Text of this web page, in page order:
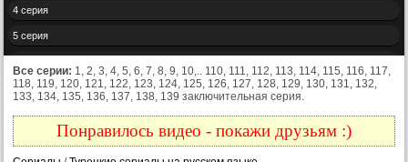
4 серия
5 серия
7 серия
9 серия
Все серии: 1, 2, 3, 4, 5, 6, 7, 8, 9, 10,.. 110, 111, 112, 113, 114, 115, 116, 117,
118, 119, 120, 121, 122, 123, 124, 125, 126, 127, 128, 129, 130, 131, 132,
133, 134, 135, 136, 137, 138, 139 заключительная серия.
Понравилось видео - покажи друзьям :)